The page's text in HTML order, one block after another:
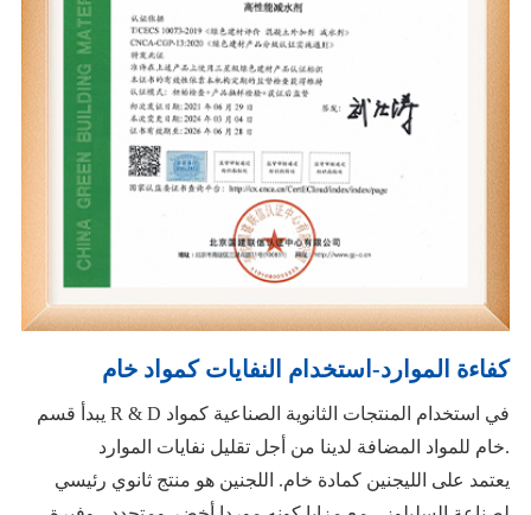
كفاءة الموارد-استخدام النفايات كمواد خام
يبدأ قسم R & D في استخدام المنتجات الثانوية الصناعية كمواد
خام للمواد المضافة لدينا من أجل تقليل نفايات الموارد.
يعتمد على الليجنين كمادة خام. اللجنين هو منتج ثانوي رئيسي